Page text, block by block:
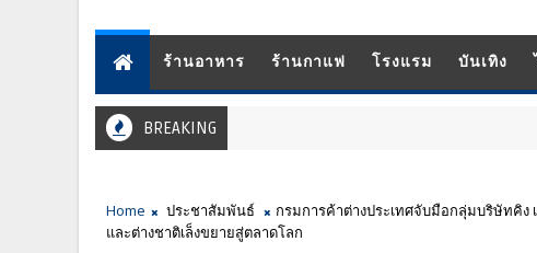
ร้านอาหาร ร้านกาแฟ โรงแรม บันเทิง
BREAKING
Home ประชาสัมพันธ์
กรมการค้าต่างประเทศจับมือกลุ่มบริษัทคิง
และต่างชาติเล็งขยายสู่ตลาดโลก